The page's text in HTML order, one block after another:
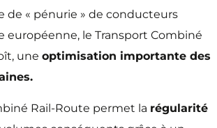
de « pénurie » de conducteurs
européenne, le Transport Combiné
une optimisation importante des
Rail-Route permet la régularité